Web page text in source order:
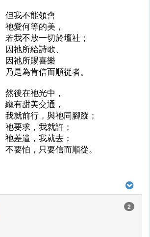
但我不能領會
祂愛何等的美，
若我不放一切於壇社；
因祂所給詩歌、
因祂所賜喜樂
乃是為肯信而順從者。
然後在祂光中，
纔有甜美交通，
我就前行，與祂同腳蹤；
祂要求，我就許；
祂差遣，我就去；
不要怕，只要信而順從。
2